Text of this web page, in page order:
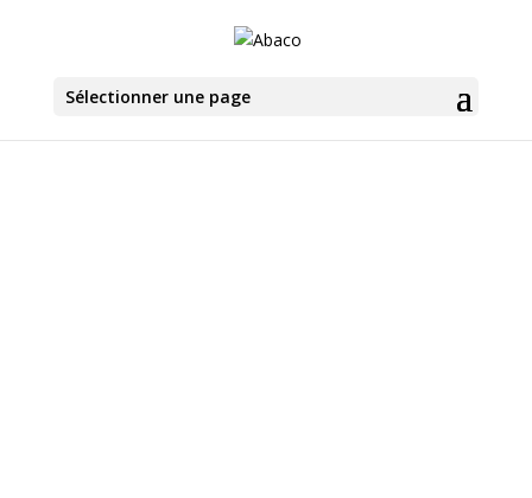
Sélectionner une page